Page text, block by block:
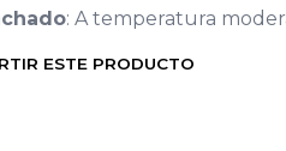
: A temperatura
ESTE PRODUCTO